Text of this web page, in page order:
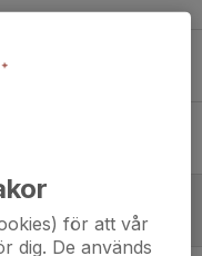
för att vår
dig. De används